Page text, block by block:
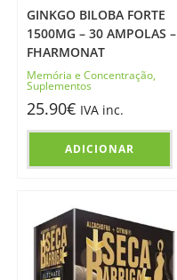
GINKGO BILOBA FORTE
1500MG – 30 AMPOLAS –
FHARMONAT
Memória e Concentração,
Suplementos
25.90€ IVA inc.
ADICIONAR